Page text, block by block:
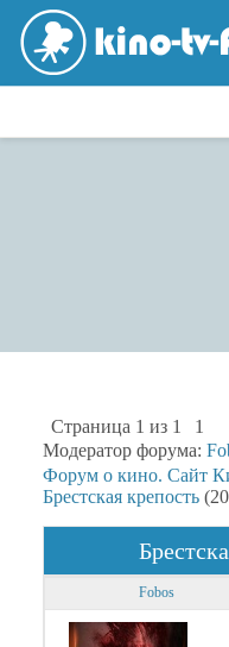
Страница 1 из 1
1
Модератор форума:
Форум о кино. Сайт
Брестская крепость
Fobos